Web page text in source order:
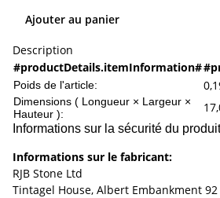
Ajouter au panier
Description
#productDetails.itemInformation#
Poids de l'article:
Dimensions ( Longueur × Largeur ×
Hauteur ):
Informations sur la sécurité du produit
Informations sur le fabricant:
RJB Stone Ltd
Tintagel House, Albert Embankment 92